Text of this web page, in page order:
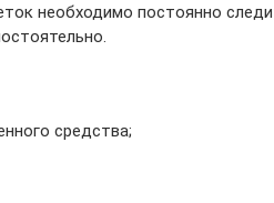
необходимо постоянно
средства;